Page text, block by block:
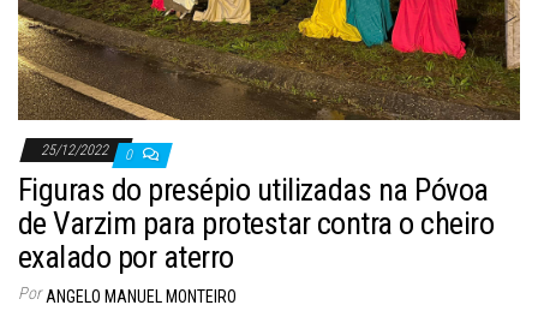
25/12/2022 0
Figuras do presépio utilizadas na Póvoa
de Varzim para protestar contra o cheiro
exalado por aterro
Por ANGELO MANUEL MONTEIRO